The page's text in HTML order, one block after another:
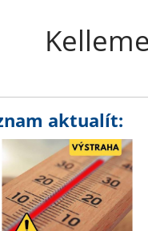
aktualít: